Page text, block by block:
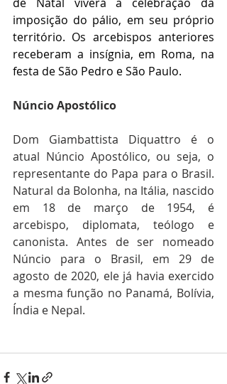
imposição do pálio, em seu próprio
território. Os arcebispos anteriores
receberam a insígnia, em Roma, na
festa de São Pedro e São Paulo.
Núncio Apostólico
Dom Giambattista Diquattro é o
atual Núncio Apostólico, ou seja, o
representante do Papa para o Brasil.
Natural da Bolonha, na Itália, nascido
em 18 de março de 1954, é
arcebispo, diplomata, teólogo e
canonista. Antes de ser nomeado
Núncio para o Brasil, em 29 de
agosto de 2020, ele já havia exercido
a mesma função no Panamá, Bolívia,
Índia e Nepal.